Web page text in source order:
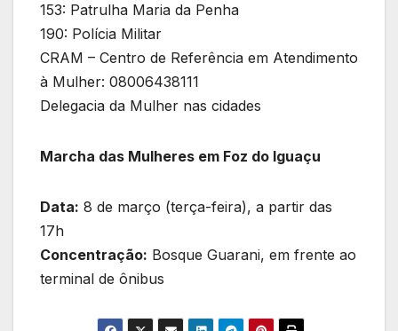
153: Patrulha Maria da Penha
190: Polícia Militar
CRAM – Centro de Referência em Atendimento
à Mulher: 08006438111
Delegacia da Mulher nas cidades
Marcha das Mulheres em Foz do Iguaçu
Data: 8 de março (terça-feira), a partir das
17h
Concentração: Bosque Guarani, em frente ao
terminal de ônibus